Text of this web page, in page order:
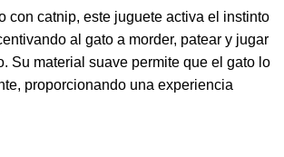
con catnip, este juguete activa el instinto
al gato a morder, patear y jugar
Su material suave permite que el gato lo
proporcionando una experiencia